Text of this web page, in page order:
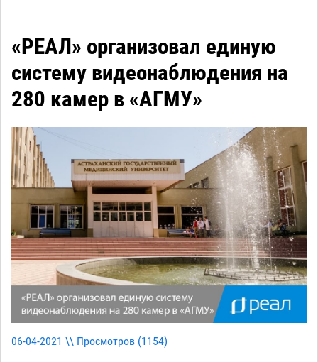
«РЕАЛ» организовал единую
систему видеонаблюдения на
280 камер в «АГМУ»
06-04-2021 \\ Просмотров (1154)